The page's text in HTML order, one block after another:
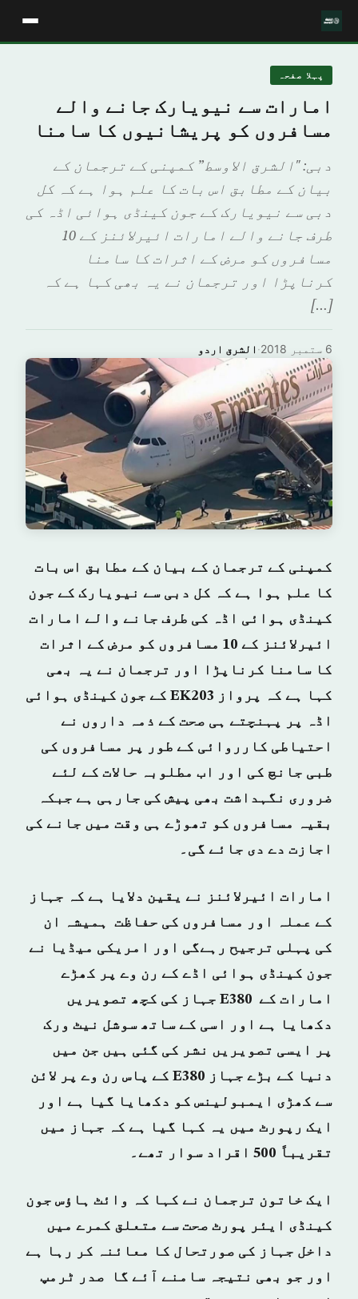
پہلا صفحہ
امارات سے نیویارک جانے والے
مسافروں کو پریشانیوں کا سامنا
دبی: "الشرق الاوسط” کمپنی کے ترجمان کے
بیان کے مطابق اس بات کا علم ہوا ہے کہ کل
دبی سے نیویارک کے جون کینڈی ہوائی اڈہ کی
طرف جانے والے امارات ائیرلائنز کے 10
مسافروں کو مرض کے اثرات کا سامنا
کرناپڑا اور ترجمان نے یہ بھی کہا ہے کہ
[…]
الشرق اردو · 6 ستمبر 2018
کمپنی کے ترجمان کے بیان کے مطابق اس بات
کا علم ہوا ہے کہ کل دبی سے نیویارک کے جون
کینڈی ہوائی اڈہ کی طرف جانے والے امارات
ائیرلائنز کے 10 مسافروں کو مرض کے اثرات
کا سامنا کرناپڑا اور ترجمان نے یہ بھی
کہا ہے کہ پرواز EK203 کے جون کینڈی ہوائی
اڈہ پر پہنچتے ہی صحت کے ذمہ داروں نے
احتیاطی کارروائی کے طور پر مسافروں کی
طبی جانچ کی اور اب مطلوبہ حالات کے لئے
ضروری نگہداشت بھی پیش کی جارہی ہے جبکہ
بقیہ مسافروں کو تھوڑے ہی وقت میں جانے کی
اجازت دے دی جائے گی۔
امارات ائیرلائنز نے یقین دلایا ہے کہ جہاز
کے عملہ اور مسافروں کی حفاظت ہمیشہ ان
کی پہلی ترجیح رہےگی اور امریکی میڈیا نے
جون کینڈی ہوائی اڈے کے رن وے پر کھڑے
امارات کے E380 جہاز کی کچھ تصویریں
دکھایا ہے اور اسی کے ساتھ سوشل نیٹ ورک
پر ایسی تصویریں نشر کی گئی ہیں جن میں
دنیا کے بڑے جہاز E380 کے پاس رن وے پر لائن
سے کھڑی ایمبولینس کو دکھایا گيا ہے اور
ایک رپورٹ میں یہ کہا گیا ہے کہ جہاز میں
تقریباً 500 اقراد سوار تھے۔
ایک خاتون ترجمان نے کہا کہ وائٹ ہاؤس جون
کینڈی ایئر پورٹ صحت سے متعلق کمرے میں
داخل جہاز کی صورتحال کا معائنہ کر رہا ہے
اور جو بھی نتیجہ سامنے آئے گا صدر ٹرمپ